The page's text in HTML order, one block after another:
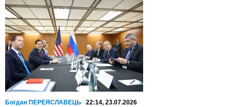
Богдан ПЕРЕЯСЛАВЕЦЬ 22:14, 23.07.2026